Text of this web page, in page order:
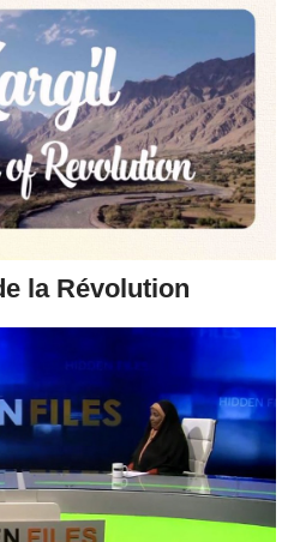
la Révolution